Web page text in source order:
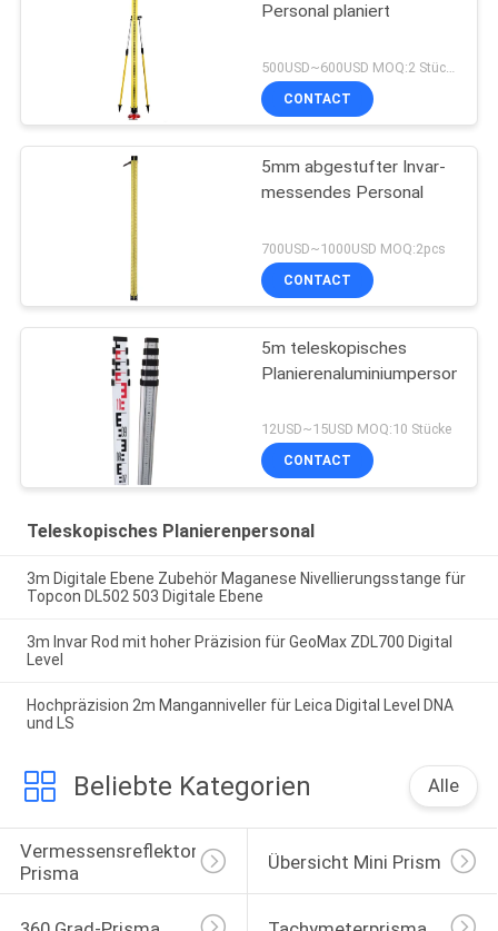
Personal planiert
CONTACT
5mm abgestufter Invar-
messendes Personal
700USD~1000USD MOQ:2pcs
CONTACT
5m teleskopisches
Planierenaluminiumpersonal
12USD~15USD MOQ:10 Stücke
CONTACT
Teleskopisches Planierenpersonal
3m Digitale Ebene Zubehör Maganese Nivellierungsstange für
Topcon DL502 503 Digitale Ebene
3m Invar Rod mit hoher Präzision für GeoMax ZDL700 Digital
Level
Hochpräzision 2m Manganniveller für Leica Digital Level DNA
und LS
Beliebte Kategorien Alle
Vermessensreflektor-
Prisma
Übersicht Mini Prism